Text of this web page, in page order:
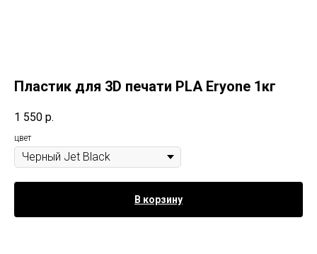
Пластик для 3D печати PLA Eryone 1кг
1 550 р.
цвет
В корзину